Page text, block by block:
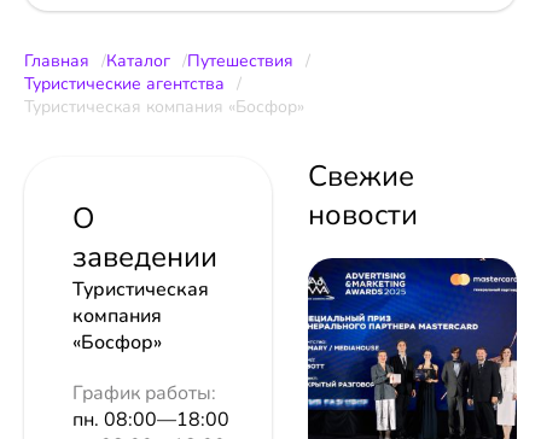
Главная Каталог
Путешествия
Туристические агентства
Туристическая компания «Босфор»
О
заведении
Туристическая
компания
«Босфор»
График работы:
пн. 08:00—18:00
Свежие
новости